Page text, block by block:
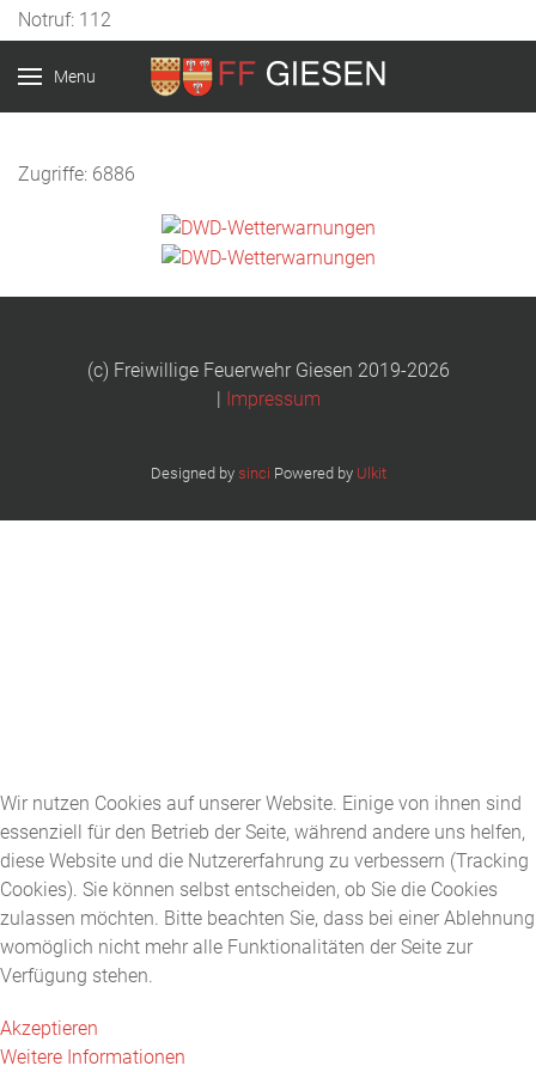
Notruf: 112
Menu
Zugriffe: 6886
(c) Freiwillige Feuerwehr Giesen 2019-2026
| Impressum
Designed by sinci Powered by Ulkit
Wir nutzen Cookies auf unserer Website. Einige von ihnen sind
essenziell für den Betrieb der Seite, während andere uns helfen,
diese Website und die Nutzererfahrung zu verbessern (Tracking
Cookies). Sie können selbst entscheiden, ob Sie die Cookies
zulassen möchten. Bitte beachten Sie, dass bei einer Ablehnung
womöglich nicht mehr alle Funktionalitäten der Seite zur
Verfügung stehen.
Akzeptieren
Weitere Informationen